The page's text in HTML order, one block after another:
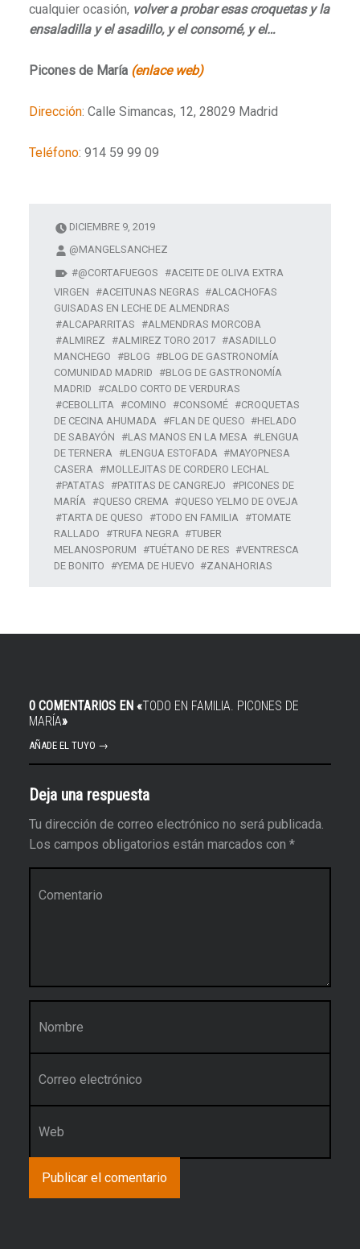
cualquier ocasión, volver a probar esas croquetas y la
ensaladilla y el asadillo, y el consomé, y el…
Picones de María (enlace web)
Dirección: Calle Simancas, 12, 28029 Madrid
Teléfono: 914 59 99 09
DICIEMBRE 9, 2019
@MANGELSANCHEZ
@CORTAFUEGOS
ACEITE DE OLIVA EXTRA
VIRGEN
ACEITUNAS NEGRAS
ALCACHOFAS
GUISADAS EN LECHE DE ALMENDRAS
ALCAPARRITAS
ALMENDRAS MORCOBA
ALMIREZ
ALMIREZ TORO 2017
ASADILLO
MANCHEGO
BLOG
BLOG DE GASTRONOMÍA
COMUNIDAD MADRID
BLOG DE GASTRONOMÍA
MADRID
CALDO CORTO DE VERDURAS
CEBOLLITA
COMINO CONSOMÉ
CROQUETAS
DE CECINA AHUMADA
FLAN DE QUESO
HELADO
DE SABAYÓN
LAS MANOS EN LA MESA
LENGUA
DE TERNERA
LENGUA ESTOFADA
MAYOPNESA
CASERA
MOLLEJITAS DE CORDERO LECHAL
PATATAS
PATITAS DE CANGREJO
PICONES DE
MARÍA
QUESO CREMA
QUESO YELMO DE OVEJA
TARTA DE QUESO
TODO EN FAMILIA
TOMATE
RALLADO
TRUFA NEGRA
TUBER
MELANOSPORUM
TUÉTANO DE RES
VENTRESCA
DE BONITO
YEMA DE HUEVO ZANAHORIAS
0 COMENTARIOS EN «TODO EN FAMILIA. PICONES DE
MARÍA»
AÑADE EL TUYO →
Deja una respuesta
Tu dirección de correo electrónico no será publicada.
Los campos obligatorios están marcados con *
Nombre
*
Web